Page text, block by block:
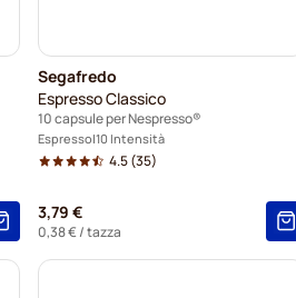
Segafredo
Espresso Classico
10 capsule per Nespresso®
Espresso 10 Intensità
4.5(35)
3,79 €
0,38 €/ tazza